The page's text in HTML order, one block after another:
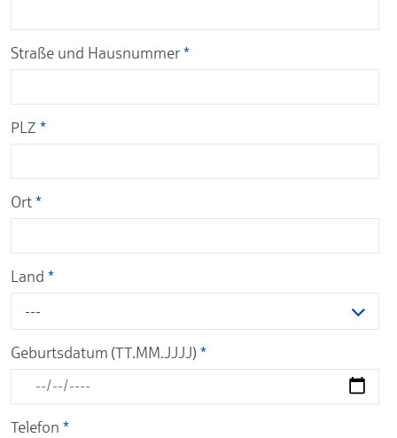
Straße und Hausnummer *
PLZ *
Ort *
Land *
---
Geburtsdatum (TT.MM.JJJJ) *
Telefon *